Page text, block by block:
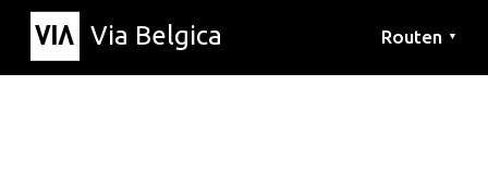
Via Belgica Routen ▼